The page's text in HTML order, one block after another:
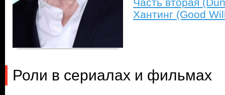
Часть вторая
Хантинг (Good
Роли в сериалах и фильмах